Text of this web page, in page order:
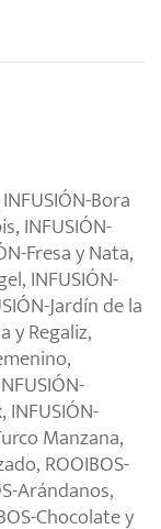
Bora
INFUSIÓN-
Fresa y Nata,
INFUSIÓN-
Jardín de la
y Regaliz,
INFUSIÓN-
Manzana,
ROOIBOS-
Arándanos,
Chocolate y